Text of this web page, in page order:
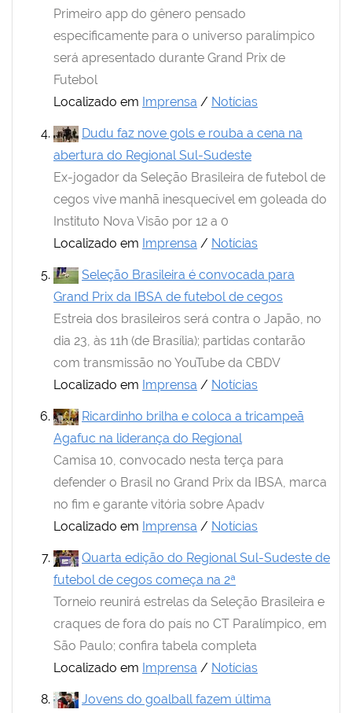
Primeiro app do gênero pensado
especificamente para o universo paralímpico
será apresentado durante Grand Prix de
Futebol
Localizado em Imprensa / Notícias
Dudu faz nove gols e rouba a cena na
abertura do Regional Sul-Sudeste
Ex-jogador da Seleção Brasileira de futebol de
cegos vive manhã inesquecível em goleada do
Instituto Nova Visão por 12 a 0
Localizado em Imprensa / Notícias
Seleção Brasileira é convocada para
Grand Prix da IBSA de futebol de cegos
Estreia dos brasileiros será contra o Japão, no
dia 23, às 11h (de Brasília); partidas contarão
com transmissão no YouTube da CBDV
Localizado em Imprensa / Notícias
Ricardinho brilha e coloca a tricampeã
Agafuc na liderança do Regional
Camisa 10, convocado nesta terça para
defender o Brasil no Grand Prix da IBSA, marca
no fim e garante vitória sobre Apadv
Localizado em Imprensa / Notícias
Quarta edição do Regional Sul-Sudeste de
futebol de cegos começa na 2ª
Torneio reunirá estrelas da Seleção Brasileira e
craques de fora do país no CT Paralímpico, em
São Paulo; confira tabela completa
Localizado em Imprensa / Notícias
Jovens do goalball fazem última